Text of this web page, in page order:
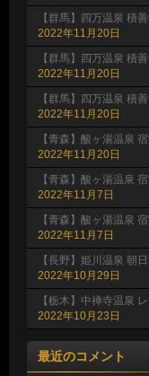
【群馬】四万温泉 積
2022年11月20日
【群馬】四万温泉 積
2022年11月20日
【群馬】四万温泉
2022年11月20日
【青森】酸ヶ湯温泉
2022年11月20日
【青森】酸ヶ湯温泉
2022年11月7日
【青森】酸ヶ湯温
2022年11月7日
【長野】姫川温泉
2022年10月29日
【栃木】中禅寺温泉
2022年10月23日
最近のコメント